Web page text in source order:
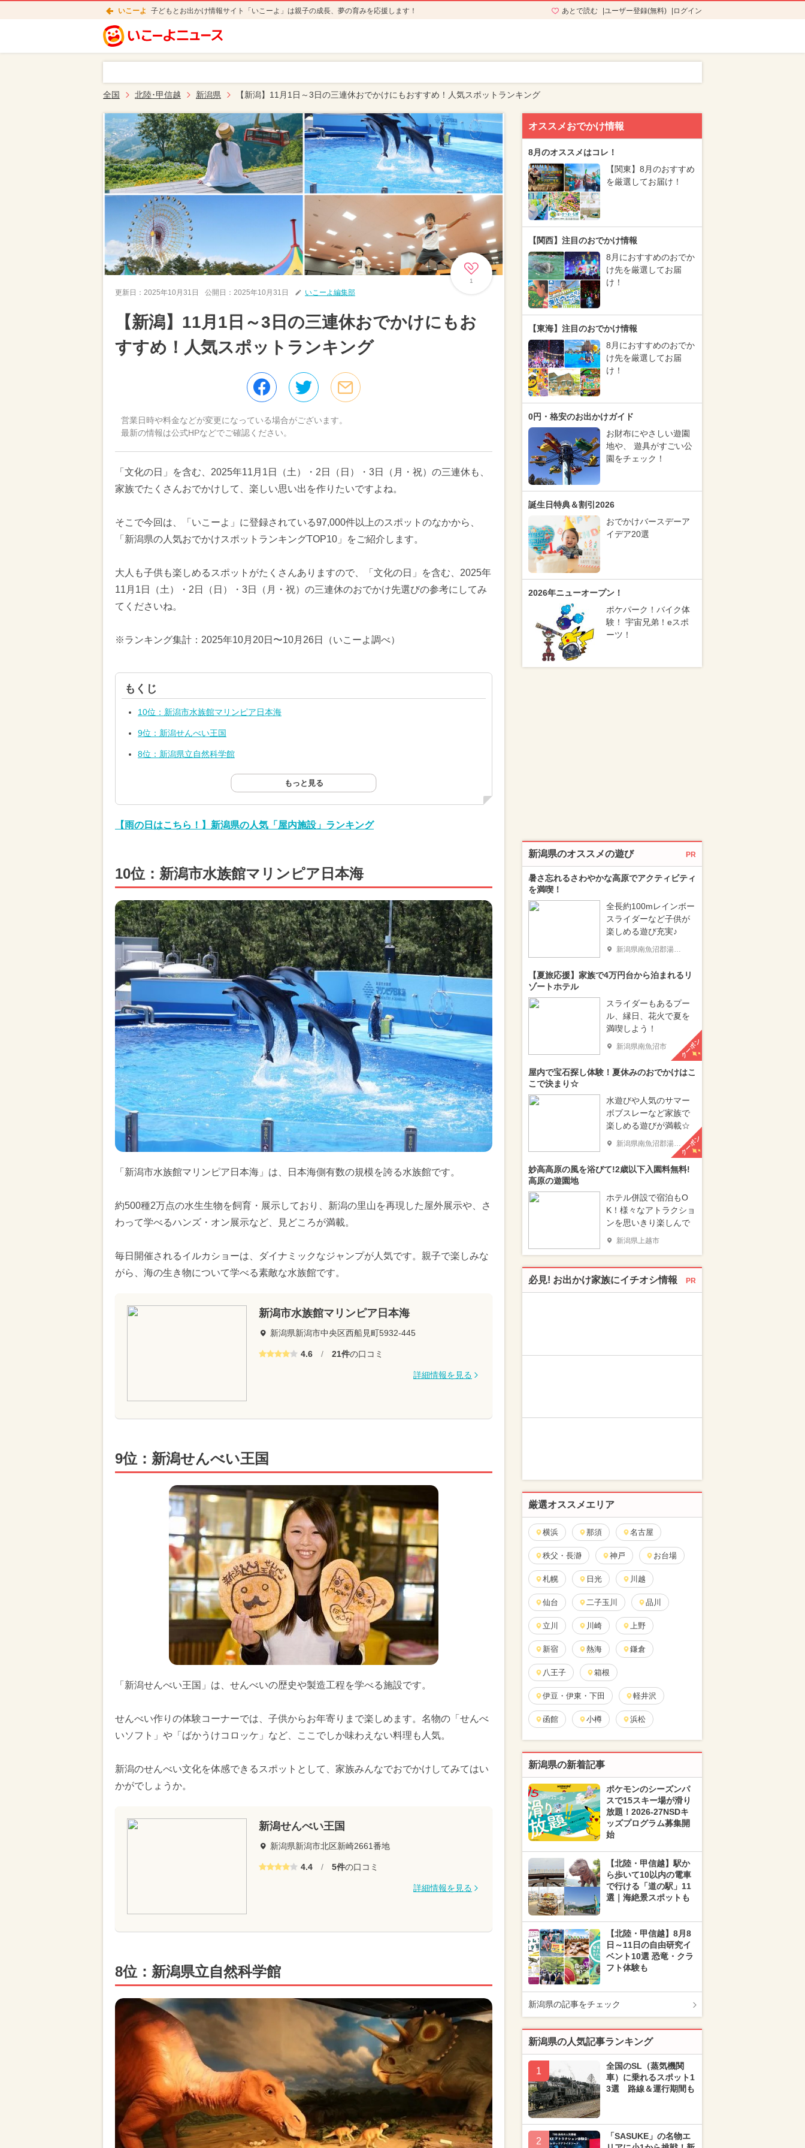
いこーよ 子どもとお出かけ情報サイト「いこーよ」は親子の成長、夢の育みを応援します！ あとで読む ユーザー登録(無料) ログイン
全国 北陸･甲信越 新潟県 【新潟】11月1日～3日の三連休おでかけにもおすすめ！人気スポットランキング
1
更新日： 2025年10月31日 公開日： 2025年10月31日 いこーよ編集部
【新潟】11月1日～3日の三連休おでかけにもお
すすめ！人気スポットランキング
営業日時や料金などが変更になっている場合がございます。
最新の情報は公式HPなどでご確認ください。
「文化の日」を含む、2025年11月1日（土）・2日（日）・3日（月・祝）の三連休も、
家族でたくさんおでかけして、楽しい思い出を作りたいですよね。
そこで今回は、「いこーよ」に登録されている97,000件以上のスポットのなかから、
「新潟県の人気おでかけスポットランキングTOP10」をご紹介します。
大人も子供も楽しめるスポットがたくさんありますので、「文化の日」を含む、2025年
11月1日（土）・2日（日）・3日（月・祝）の三連休のおでかけ先選びの参考にしてみ
てくださいね。
※ランキング集計：2025年10月20日〜10月26日（いこーよ調べ）
もくじ
10位：新潟市水族館マリンピア日本海
9位：新潟せんべい王国
8位：新潟県立自然科学館
もっと見る
【雨の日はこちら！】新潟県の人気「屋内施設」ランキング
10位：新潟市水族館マリンピア日本海
「新潟市水族館マリンピア日本海」は、日本海側有数の規模を誇る水族館です。
約500種2万点の水生生物を飼育・展示しており、新潟の里山を再現した屋外展示や、さ
わって学べるハンズ・オン展示など、見どころが満載。
毎日開催されるイルカショーは、ダイナミックなジャンプが人気です。親子で楽しみな
がら、海の生き物について学べる素敵な水族館です。
新潟市水族館マリンピア日本海
新潟県新潟市中央区西船見町5932-445
4.6 / 21件の口コミ
詳細情報を見る
9位：新潟せんべい王国
「新潟せんべい王国」は、せんべいの歴史や製造工程を学べる施設です。
せんべい作りの体験コーナーでは、子供からお年寄りまで楽しめます。名物の「せんべ
いソフト」や「ばかうけコロッケ」など、ここでしか味わえない料理も人気。
新潟のせんべい文化を体感できるスポットとして、家族みんなでおでかけしてみてはい
かがでしょうか。
新潟せんべい王国
新潟県新潟市北区新崎2661番地
4.4 / 5件の口コミ
詳細情報を見る
8位：新潟県立自然科学館
オススメおでかけ情報
8月のオススメはコレ！
【関東】8月のおすすめ
を厳選してお届け！
【関西】注目のおでかけ情報
8月におすすめのおでか
け先を厳選してお届
け！
【東海】注目のおでかけ情報
8月におすすめのおでか
け先を厳選してお届
け！
0円・格安のお出かけガイド
お財布にやさしい遊園
地や、 遊具がすごい公
園をチェック！
誕生日特典＆割引2026
おでかけバースデーア
イデア20選
2026年ニューオープン！
ポケパーク！バイク体
験！ 宇宙兄弟！eスポ
ーツ！
新潟県のオススメの遊び PR
暑さ忘れるさわやかな高原でアクティビティ
を満喫！
全長約100mレインボー
スライダーなど子供が
楽しめる遊び充実♪
新潟県南魚沼郡湯沢町
【夏旅応援】家族で4万円台から泊まれるリ
ゾートホテル
スライダーもあるプー
ル、縁日、花火で夏を
満喫しよう！
新潟県南魚沼市 クーポン
屋内で宝石探し体験！夏休みのおでかけはこ
こで決まり☆
水遊びや人気のサマー
ボブスレーなど家族で
楽しめる遊びが満載☆
新潟県南魚沼郡湯沢町 クーポン
妙高高原の風を浴びて!2歳以下入園料無料!
高原の遊園地
ホテル併設で宿泊もO
K！様々なアトラクショ
ンを思いきり楽しんで
新潟県上越市
必見! お出かけ家族にイチオシ情報 PR
厳選オススメエリア
横浜 那須 名古屋
秩父・長瀞 神戸 お台場
札幌 日光 川越
仙台 二子玉川 品川
立川 川崎 上野
新宿 熱海 鎌倉
八王子 箱根
伊豆・伊東・下田 軽井沢
函館 小樽 浜松
新潟県の新着記事
ポケモンのシーズンパ
スで15スキー場が滑り
放題！2026-27NSDキ
ッズプログラム募集開
始
【北陸・甲信越】駅か
ら歩いて10以内の電車
で行ける「道の駅」11
選｜海絶景スポットも
【北陸・甲信越】8月8
日～11日の自由研究イ
ベント10選 恐竜・クラ
フト体験も
新潟県の記事をチェック
新潟県の人気記事ランキング
1
全国のSL（蒸気機関
車）に乗れるスポット1
3選 路線＆運行期間も
2
「SASUKE」の名物エ